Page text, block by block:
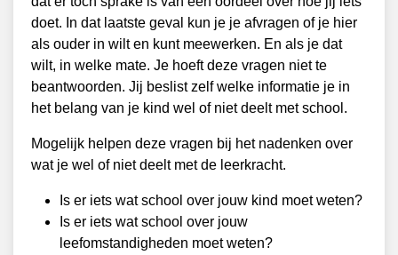
doet. In dat laatste geval kun je je afvragen of je hier
als ouder in wilt en kunt meewerken. En als je dat
wilt, in welke mate. Je hoeft deze vragen niet te
beantwoorden. Jij beslist zelf welke informatie je in
het belang van je kind wel of niet deelt met school.
Mogelijk helpen deze vragen bij het nadenken over
wat je wel of niet deelt met de leerkracht.
Is er iets wat school over jouw kind moet weten?
Is er iets wat school over jouw
leefomstandigheden moet weten?